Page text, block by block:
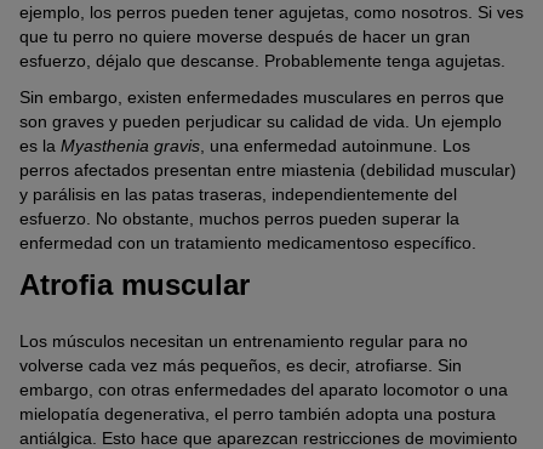
ejemplo, los perros pueden tener agujetas, como nosotros. Si ves
que tu perro no quiere moverse después de hacer un gran
esfuerzo, déjalo que descanse. Probablemente tenga agujetas.
Sin embargo, existen enfermedades musculares en perros que
son graves y pueden perjudicar su calidad de vida. Un ejemplo
es la Myasthenia gravis , una enfermedad autoinmune. Los
perros afectados presentan entre miastenia (debilidad muscular)
y parálisis en las patas traseras, independientemente del
esfuerzo. No obstante, muchos perros pueden superar la
enfermedad con un tratamiento medicamentoso específico.
Atrofia muscular
Los músculos necesitan un entrenamiento regular para no
volverse cada vez más pequeños, es decir, atrofiarse. Sin
embargo, con otras enfermedades del aparato locomotor o una
mielopatía degenerativa, el perro también adopta una postura
antiálgica. Esto hace que aparezcan restricciones de movimiento